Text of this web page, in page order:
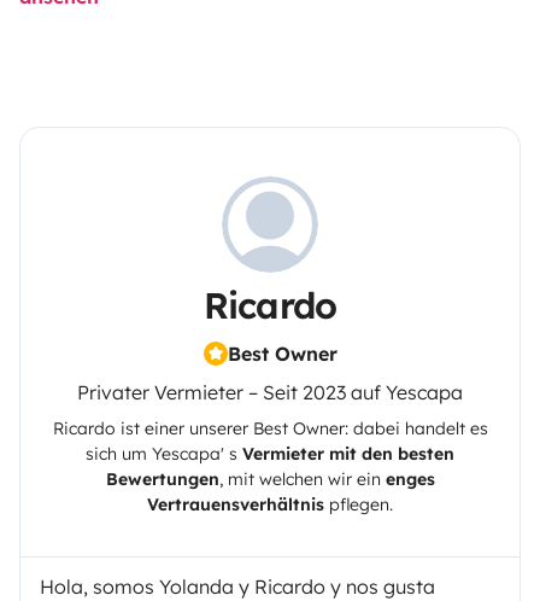
Ricardo
Best Owner
Privater Vermieter – Seit 2023 auf Yescapa
Ricardo ist einer unserer Best Owner: dabei handelt es
sich um Yescapa' s Vermieter mit den besten
Bewertungen, mit welchen wir ein enges
Vertrauensverhältnis pflegen.
Hola, somos Yolanda y Ricardo y nos gusta